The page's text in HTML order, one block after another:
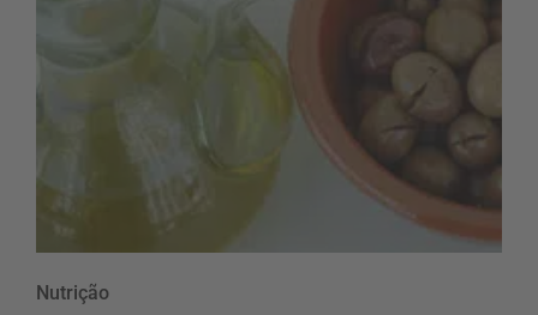
Nutrição